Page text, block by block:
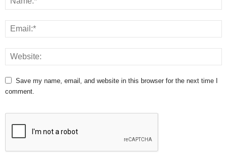
Save my name, email, and website in this browser for the next time I
comment.